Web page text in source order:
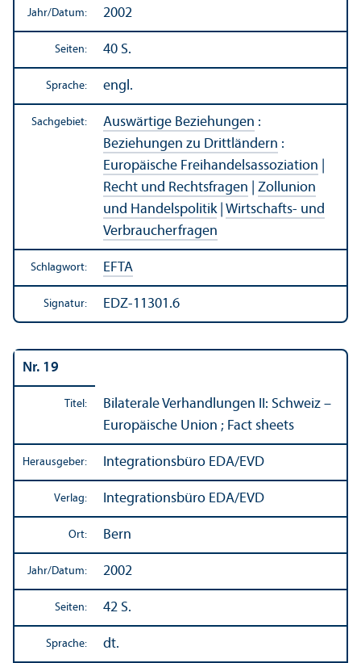
Jahr/Datum: 2002
Seiten: 40 S.
Sprache: engl.
Sachgebiet: Auswärtige Beziehungen :
Beziehungen zu Drittländern :
Europäische Freihandels­assoziation
Recht und Rechts­fragen
Zollunion
und Handels­politik| Wirtschafts- und
Verbraucherfragen
Schlagwort: EFTA
Signatur: EDZ-11301.6
Nr. 19
Titel:
Bilaterale Verhandlungen II: Schweiz –
Europäische Union ; Fact sheets
Herausgeber: Integrations­büro EDA/EVD
Verlag: Integrations­büro EDA/EVD
Ort: Bern
Jahr/Datum: 2002
Seiten: 42 S.
Sprache: dt.